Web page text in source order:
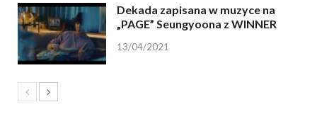
Dekada zapisana w muzyce na
„PAGE” Seungyoona z WINNER
13/04/2021